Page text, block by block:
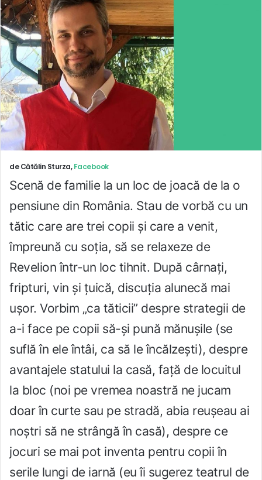
de Cătălin Sturza,Facebook
Scenă de familie la un loc de joacă de la o
pensiune din România. Stau de vorbă cu un
tătic care are trei copii și care a venit,
împreună cu soția, să se relaxeze de
Revelion într-un loc tihnit. După cârnați,
fripturi, vin și țuică, discuția alunecă mai
ușor. Vorbim „ca tăticii” despre strategii de
a-i face pe copii să-și pună mănușile (se
suflă în ele întâi, ca să le încălzești), despre
avantajele statului la casă, față de locuitul
la bloc (noi pe vremea noastră ne jucam
doar în curte sau pe stradă, abia reușeau ai
noștri să ne strângă în casă), despre ce
jocuri se mai pot inventa pentru copii în
serile lungi de iarnă (eu îi sugerez teatrul de